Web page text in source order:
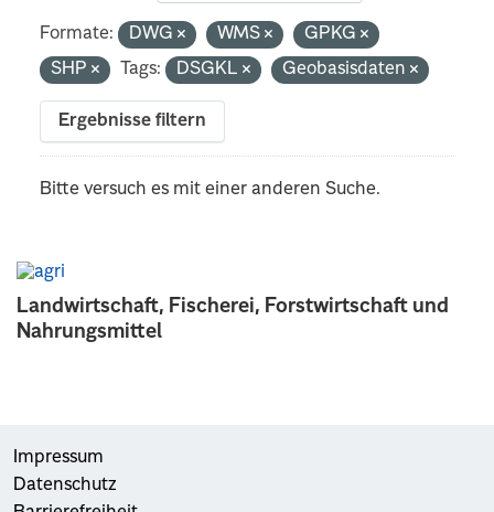
Landwirtschaft, Fischerei, Forstwirtschaft und
Nahrungsmittel
Formate: DWG WMS
GPKG
SHP
Tags: DSGKL Geobasisdaten
Ergebnisse filtern
Bitte versuch es mit einer anderen Suche.
Impressum
Datenschutz